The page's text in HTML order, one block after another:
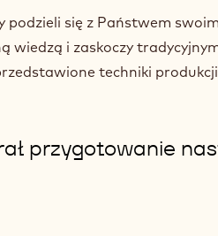
się z Państwem
wiedzą i zaskoczy
techniki
przygotowanie